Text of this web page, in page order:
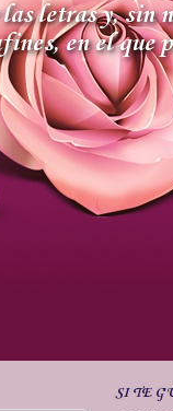
letras y, sin
en el que
SI TE